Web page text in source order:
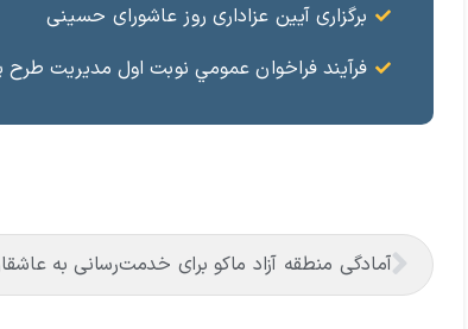
برگزاری آیین عزاداری روز عاشورای حسینی
فرآيند فراخوان عمومي نوبت اول مديريت طرح